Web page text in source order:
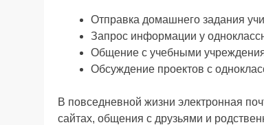
Отправка домашнего задания
Запрос информации у
Общение с учебными
Обсуждение проектов с
В повседневной жизни электронная
сайтах, общения с друзьями и